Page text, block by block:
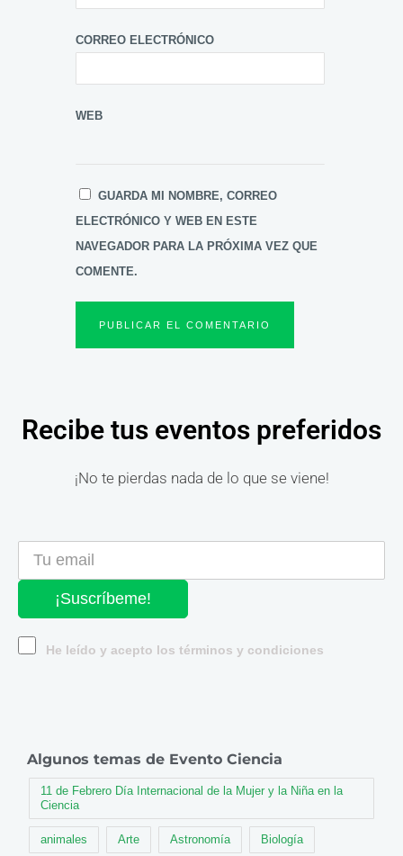
CORREO ELECTRÓNICO
WEB
GUARDA MI NOMBRE, CORREO
ELECTRÓNICO Y WEB EN ESTE
NAVEGADOR PARA LA PRÓXIMA VEZ QUE
COMENTE.
Recibe tus eventos preferidos
¡No te pierdas nada de lo que se viene!
¡Suscríbeme!
He leído y acepto los términos y condiciones
Algunos temas de Evento Ciencia
11 de Febrero Día Internacional de la Mujer y la Niña en la
Ciencia
animales Arte Astronomía Biología